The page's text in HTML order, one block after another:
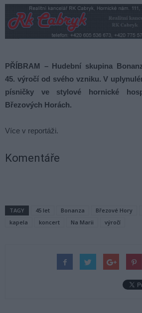
PŘÍBRAM – Hudební skupina
45. výročí od svého vzniku. V
písničky ve stylové hornické
Březových Horách.
Více v reportáži.
Komentáře
TAGY 45 let Bonanza Březové Hory
kapela
koncert Na Marii výročí